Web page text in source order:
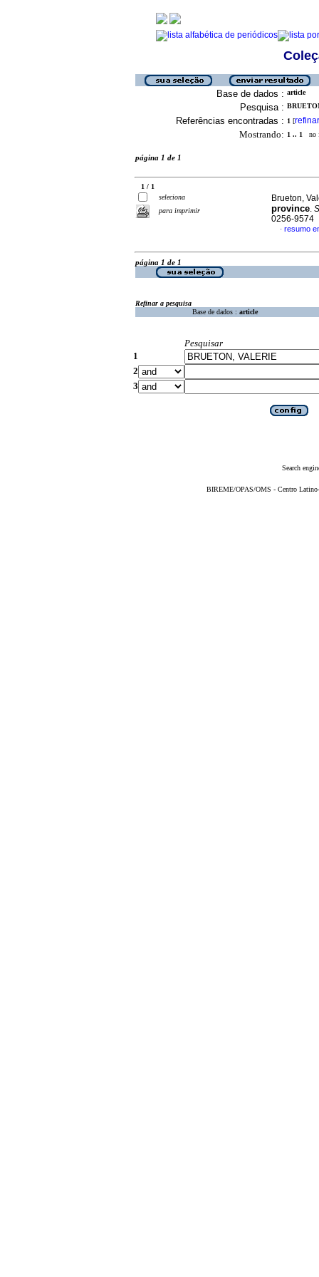
Base de dados : article
Pesquisa :
Referências encontradas : 1 [refinar
Mostrando: 1 .. 1 no
página 1 de 1
1 / 1
seleciona
para imprimir
Brueton,
province.
0256-9574
· resumo
página 1 de 1
Refinar a pesquisa
Base de dados : article
Pesquisar
1
2
3
Search
BIREME/OPAS/OMS - Centro Latino-